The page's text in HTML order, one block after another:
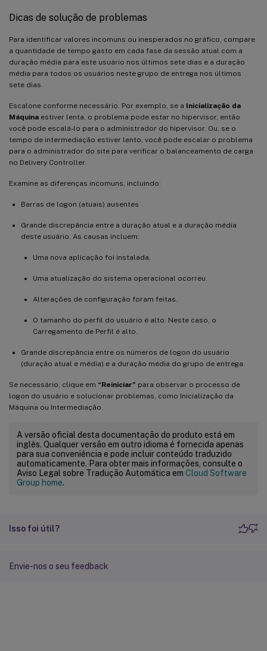
Dicas de solução de problemas
Para identificar valores incomuns ou inesperados no gráfico, compare
a quantidade de tempo gasto em cada fase da sessão atual com a
duração média para este usuário nos últimos sete dias e a duração
média para todos os usuários neste grupo de entrega nos últimos
sete dias.
Escalone conforme necessário. Por exemplo, se a Inicialização da
Máquina estiver lenta, o problema pode estar no hipervisor, então
você pode escalá-lo para o administrador do hipervisor. Ou, se o
tempo de intermediação estiver lento, você pode escalar o problema
para o administrador do site para verificar o balanceamento de carga
no Delivery Controller.
Examine as diferenças incomuns, incluindo:
Barras de logon (atuais) ausentes
Grande discrepância entre a duração atual e a duração média
deste usuário. As causas incluem:
Uma nova aplicação foi instalada.
Uma atualização do sistema operacional ocorreu.
Alterações de configuração foram feitas.
O tamanho do perfil do usuário é alto. Neste caso, o
Carregamento de Perfil é alto.
Grande discrepância entre os números de logon do usuário
(duração atual e média) e a duração média do grupo de entrega.
Se necessário, clique em “Reiniciar” para observar o processo de
logon do usuário e solucionar problemas, como Inicialização da
Máquina ou Intermediação.
A versão oficial desta documentação do produto está em
inglês. Qualquer versão em outro idioma é fornecida apenas
para sua conveniência e pode incluir conteúdo traduzido
automaticamente. Para obter mais informações, consulte o
Aviso Legal sobre Tradução Automática em Cloud Software
Group home.
Isso foi útil?
Envie-nos o seu feedback